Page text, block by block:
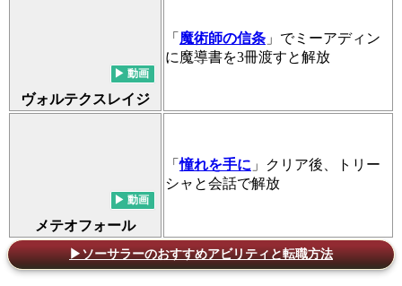
ヴォルテクスレイジ
「 魔術師の信条 」でミーアディン
に魔導書を3冊渡すと解放
メテオフォール
「憧れを手に 」クリア後、トリー
シャと会話で解放
▶ソーサラーのおすすめアビリティと転職方法